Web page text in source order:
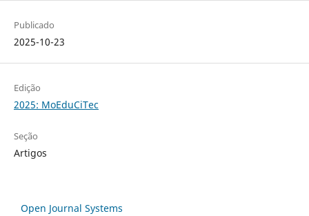
Publicado
2025-10-23
Edição
2025: MoEduCiTec
Seção
Artigos
Open Journal Systems